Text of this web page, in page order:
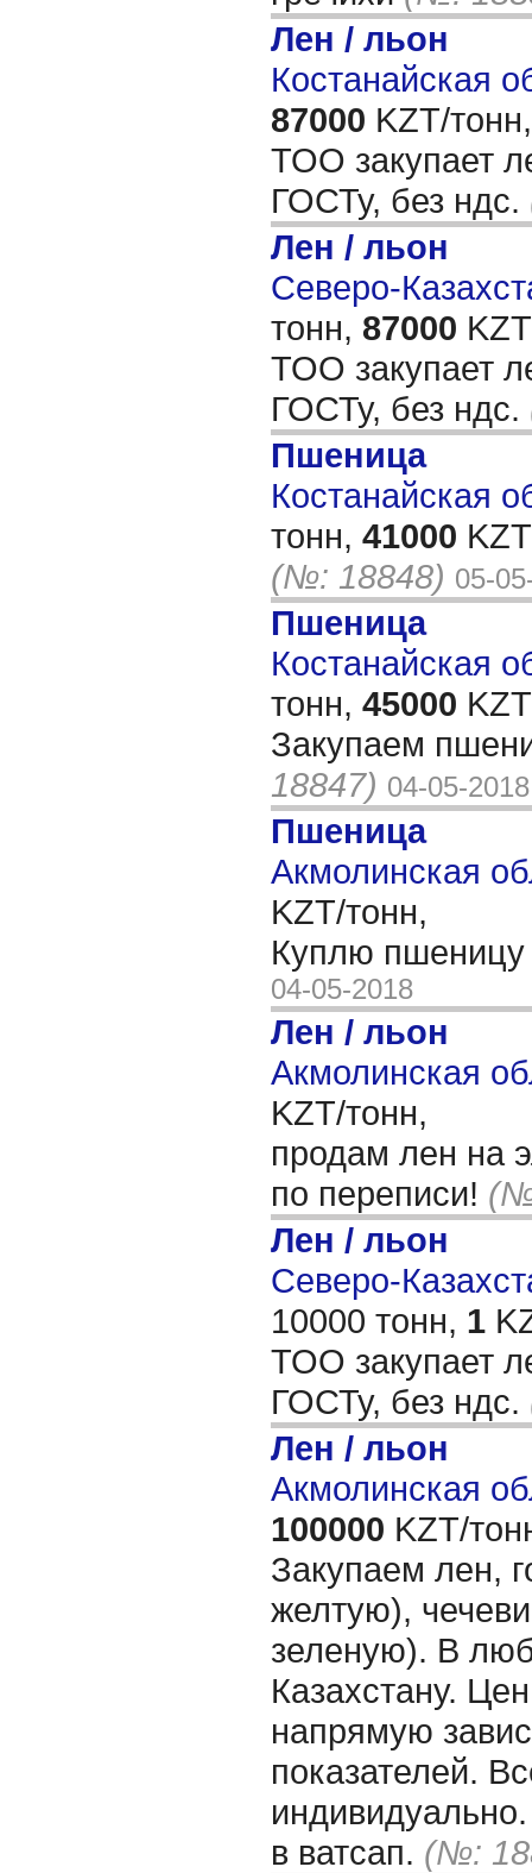
Лен / льон
Костанайская
87000 KZT/тонн,
ТОО закупает
ГОСТу, без ндс.
Лен / льон
Северо-
тонн, 87000
ТОО закупает
ГОСТу, без ндс.
Пшеница
Костанайская
тонн, 41000
(№: 18848) 05-
Пшеница
Костанайская
тонн, 45000
Закупаем
18847) 04-05-2018
Пшеница
Акмолинская
KZT/тонн,
Куплю
04-05-2018
Лен / льон
Акмолинская
KZT/тонн,
продам лен на
по переписи!
Лен / льон
Северо-
10000 тонн, 1
ТОО закупает
ГОСТу, без ндс.
Лен / льон
Акмолинская
100000 KZT/
Закупаем лен,
желтую),
зеленую). В
Казахстану.
напрямую
показателей.
в ватсап. (№: